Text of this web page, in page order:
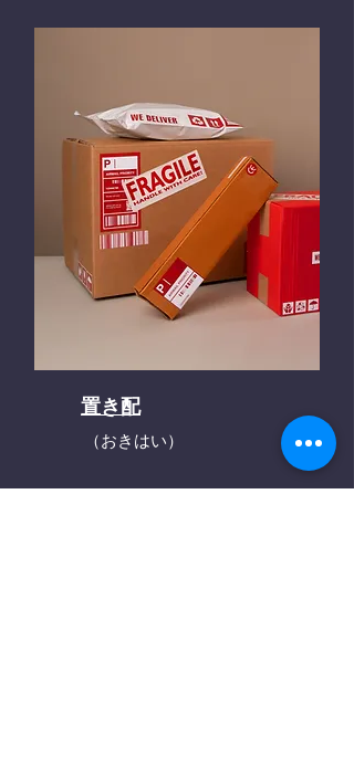
置き配
（おきはい）